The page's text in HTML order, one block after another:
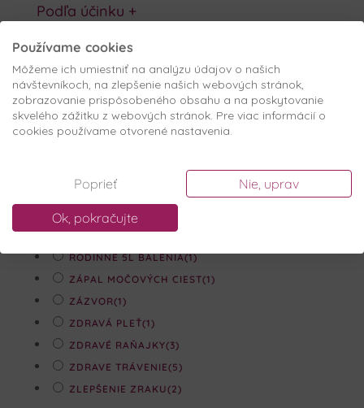
Podľa účinku +
DIABETES(1)
JARNÁ ALERGIA(5)
KRVOTVORBA
(5)
PODPORA PEČENE
POSILNENIE IMUNITY
RODINNÉ 3L BALENIE
RODINNÉ 5L BALENIA(1)
ZÁPAL MOČOVÝCH CIEST(1)
ZÁZVOR(1)
ZDRAVÁ PLEŤ(1)
ZDRAVÉ RAŇAJKY(3)
ZDRAVE TRÁVENIE(5)
ZLEPŠENIE ZRAKU(2)
Používame cookies
Môžeme ich umiestniť na analýzu údajov o našich
návštevníkoch, na zlepšenie našich webových stránok,
zobrazovanie prispôsobeného obsahu a na poskytovanie
skvelého zážitku z webových stránok. Pre viac informácií o
cookies používame otvorené nastavenia.
Poprieť Nie, uprav
Ok, pokračujte